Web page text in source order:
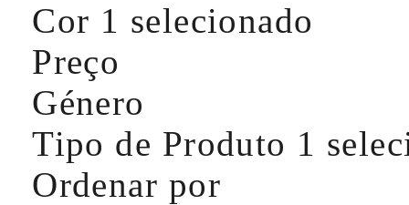
Cor 1 selecionado
Preço
Género
Tipo de Produto 1
Ordenar por